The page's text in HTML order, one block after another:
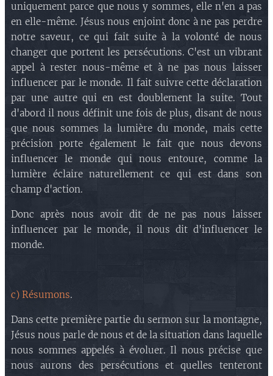
uniquement parce que nous y sommes, elle n'en a pas
en elle-même. Jésus nous enjoint donc à ne pas perdre
notre saveur, ce qui fait suite à la volonté de nous
changer que portent les persécutions. C'est un vibrant
appel à rester nous-même et à ne pas nous laisser
influencer par le monde. Il fait suivre cette déclaration
par une autre qui en est doublement la suite. Tout
d'abord il nous définit une fois de plus, disant de nous
que nous sommes la lumière du monde, mais cette
précision porte également le fait que nous devons
influencer le monde qui nous entoure, comme la
lumière éclaire naturellement ce qui est dans son
champ d'action.
Donc après nous avoir dit de ne pas nous laisser
influencer par le monde, il nous dit d'influencer le
monde.
c) Résumons.
Dans cette première partie du sermon sur la montagne,
Jésus nous parle de nous et de la situation dans laquelle
nous sommes appelés à évoluer. Il nous précise que
nous aurons des persécutions et quelles tenteront